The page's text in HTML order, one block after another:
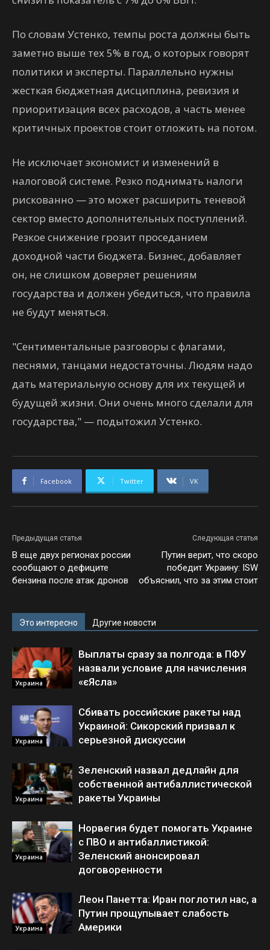
По словам Устенко, темпы роста должны быть
заметно выше тех 5% в год, о которых говорят
политики и эксперты. Параллельно нужны
жесткая бюджетная дисциплина, ревизия и
приоритизация всех расходов, а часть менее
критичных проектов стоит отложить на потом.
Не исключает экономист и изменений в
налоговой системе. Резко поднимать налоги
рискованно — это может расширить теневой
сектор вместо дополнительных поступлений.
Резкое снижение грозит проседанием
доходной части бюджета. Бизнес, добавляет
он, не слишком доверяет решениям
государства и должен убедиться, что правила
не будут меняться.
"Сентиментальные разговоры с флагами,
песнями, танцами недостаточны. Людям надо
дать материальную основу для их текущей и
будущей жизни. Они очень много сделали для
государства," — подытожил Устенко.
Facebook Twitter VK
Предыдущая статья
В еще двух регионах россии
сообщают о дефиците
бензина после атак дронов
Следующая статья
Путин верит, что скоро
победит Украину: ISW
объяснил, что за этим стоит
Это интересно Другие новости
Украина
Выплаты сразу за полгода: в ПФУ
назвали условие для начисления
«єЯсла»
Украина
Сбивать российские ракеты над
Украиной: Сикорский призвал к
серьезной дискуссии
Украина
Зеленский назвал дедлайн для
собственной антибаллистической
ракеты Украины
Украина
Норвегия будет помогать Украине
с ПВО и антибаллистикой:
Зеленский анонсировал
договоренности
Украина
Леон Панетта: Иран поглотил нас, а
Путин прощупывает слабость
Америки